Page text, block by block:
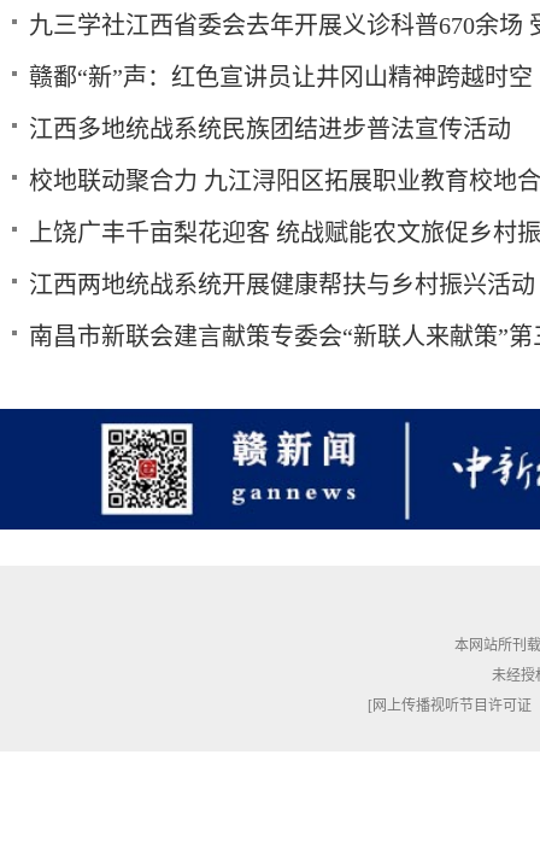
九三学社江西省委会去年开展义诊科普670余场
赣鄱“新”声：红色宣讲员让井冈山精神跨越时空
江西多地统战系统民族团结进步普法宣传活动
校地联动聚合力 九江浔阳区拓展职业教育校地
上饶广丰千亩梨花迎客 统战赋能农文旅促乡村
江西两地统战系统开展健康帮扶与乡村振兴活动
南昌市新联会建言献策专委会“新联人来献策”
本网站所刊
未经授
[网上传播视听节目许可证